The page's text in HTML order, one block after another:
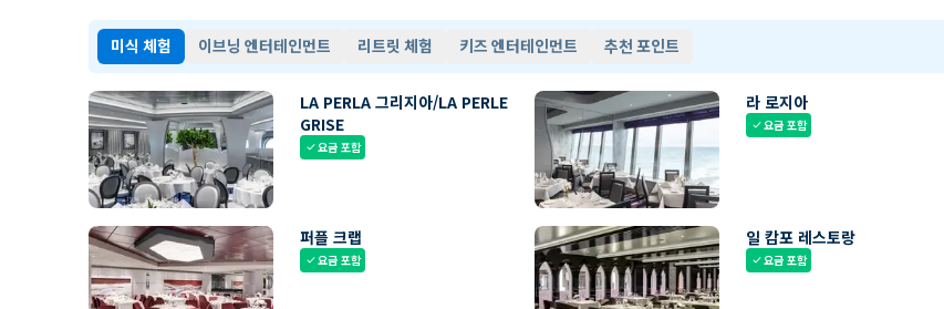
미식 체험 이브닝 엔터테인먼트 리트릿 체험 키즈 엔터테인먼트 추천 포인트
LA PERLA 그리지아/LA PERLE
GRISE
check요금 포함
라 로지아
check요금 포함
퍼플 크랩
check요금 포함
일 캄포 레스토랑
check요금 포함